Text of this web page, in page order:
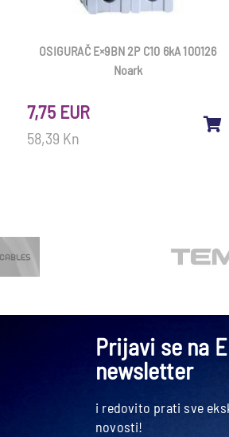
OSIGURAČ E×9BN 2P C10 6kA 100126
Noark
58,39 Kn
7,75 EUR
Prijavi se na
newsletter
i redovito prati sve
novosti!